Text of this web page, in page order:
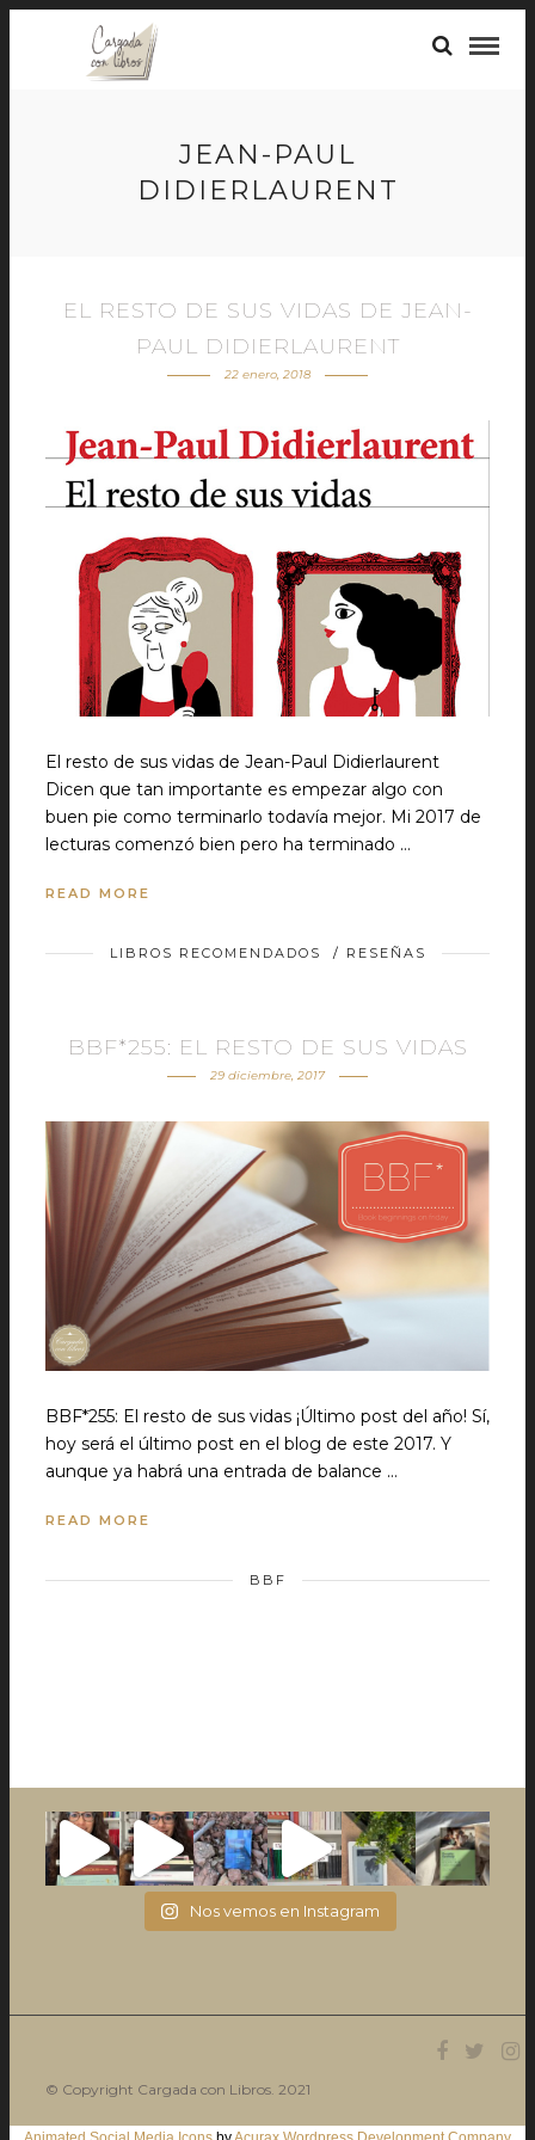
JEAN-PAUL
DIDIERLAURENT
EL RESTO DE SUS VIDAS DE JEAN-
PAUL DIDIERLAURENT
22 enero, 2018
El resto de sus vidas de Jean-Paul Didierlaurent
Dicen que tan importante es empezar algo con
buen pie como terminarlo todavía mejor. Mi 2017 de
lecturas comenzó bien pero ha terminado …
READ MORE
LIBROS RECOMENDADOS / RESEÑAS
BBF*255: EL RESTO DE SUS VIDAS
29 diciembre, 2017
BBF*255: El resto de sus vidas ¡Último post del año! Sí,
hoy será el último post en el blog de este 2017. Y
aunque ya habrá una entrada de balance …
READ MORE
BBF
Nos vemos en Instagram
© Copyright Cargada con Libros. 2021